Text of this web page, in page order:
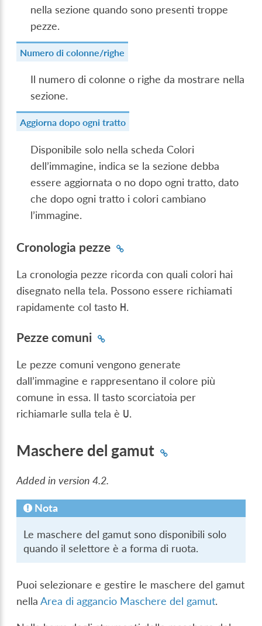
nella sezione quando sono presenti troppe
pezze.
Numero di colonne/righe
Il numero di colonne o righe da mostrare nella
sezione.
Aggiorna dopo ogni tratto
Disponibile solo nella scheda Colori
dell’immagine, indica se la sezione debba
essere aggiornata o no dopo ogni tratto, dato
che dopo ogni tratto i colori cambiano
l’immagine.
Cronologia pezze
La cronologia pezze ricorda con quali colori hai
disegnato nella tela. Possono essere richiamati
rapidamente col tasto H .
Pezze comuni
Le pezze comuni vengono generate
dall’immagine e rappresentano il colore più
comune in essa. Il tasto scorciatoia per
richiamarle sulla tela è U.
Maschere del gamut
Added in version 4.2.
Nota
Le maschere del gamut sono disponibili solo
quando il selettore è a forma di ruota.
Puoi selezionare e gestire le maschere del gamut
nellaArea di aggancio Maschere del gamut.